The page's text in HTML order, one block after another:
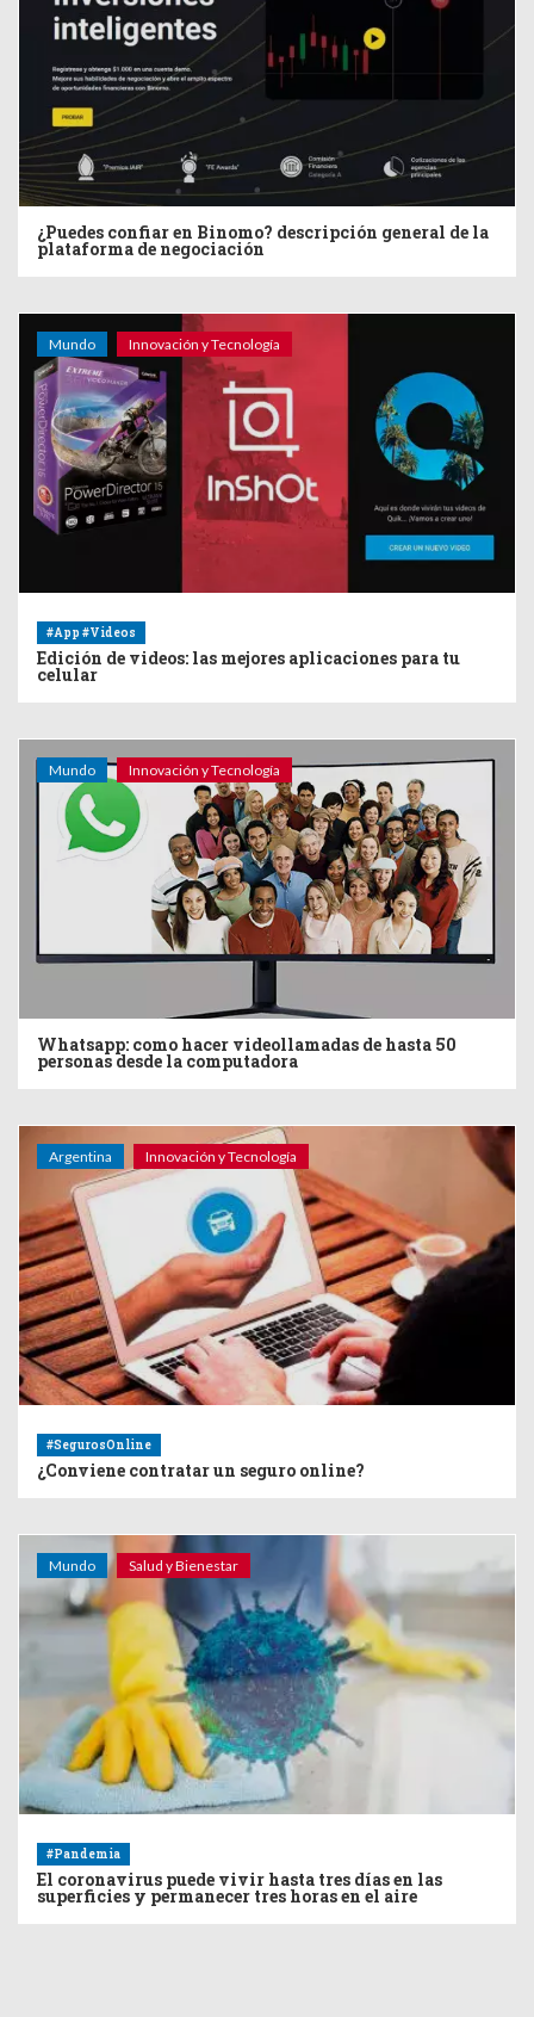
¿Puedes confiar en Binomo? descripción general de la
plataforma de negociación
Mundo Innovación y Tecnología
#App #Videos
Edición de videos: las mejores aplicaciones para tu
celular
Mundo Innovación y Tecnología
Whatsapp: como hacer videollamadas de hasta 50
personas desde la computadora
Argentina Innovación y Tecnología
#SegurosOnline
¿Conviene contratar un seguro online?
Mundo Salud y Bienestar
#Pandemia
El coronavirus puede vivir hasta tres días en las
superficies y permanecer tres horas en el aire